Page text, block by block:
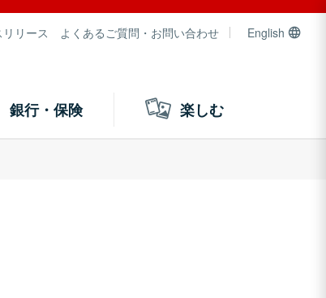
リース よくあるご質問・お問い合わせ English
銀行・保険 楽しむ